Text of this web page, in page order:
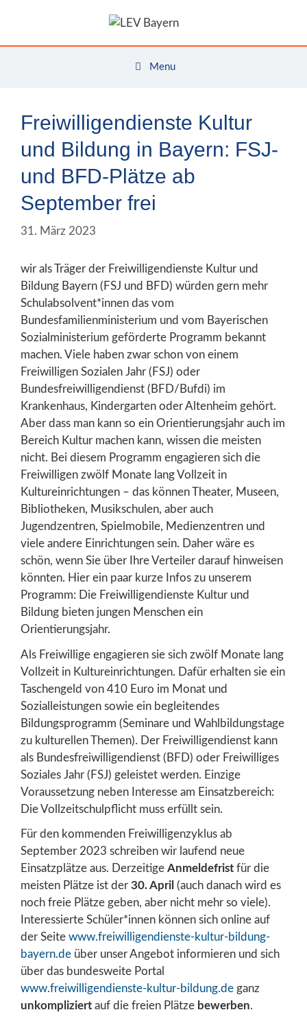
Menu
Freiwilligendienste Kultur
und Bildung in Bayern: FSJ-
und BFD-Plätze ab
September frei
31. März 2023
wir als Träger der Freiwilligendienste Kultur und
Bildung Bayern (FSJ und BFD) würden gern mehr
Schulabsolvent*innen das vom
Bundesfamilienministerium und vom Bayerischen
Sozialministerium geförderte Programm bekannt
machen. Viele haben zwar schon von einem
Freiwilligen Sozialen Jahr (FSJ) oder
Bundesfreiwilligendienst (BFD/Bufdi) im
Krankenhaus, Kindergarten oder Altenheim gehört.
Aber dass man kann so ein Orientierungsjahr auch im
Bereich Kultur machen kann, wissen die meisten
nicht. Bei diesem Programm engagieren sich die
Freiwilligen zwölf Monate lang Vollzeit in
Kultureinrichtungen – das können Theater, Museen,
Bibliotheken, Musikschulen, aber auch
Jugendzentren, Spielmobile, Medienzentren und
viele andere Einrichtungen sein. Daher wäre es
schön, wenn Sie über Ihre Verteiler darauf hinweisen
könnten. Hier ein paar kurze Infos zu unserem
Programm: Die Freiwilligendienste Kultur und
Bildung bieten jungen Menschen ein
Orientierungsjahr.
Als Freiwillige engagieren sie sich zwölf Monate lang
Vollzeit in Kultureinrichtungen. Dafür erhalten sie ein
Taschengeld von 410 Euro im Monat und
Sozialleistungen sowie ein begleitendes
Bildungsprogramm (Seminare und Wahlbildungstage
zu kulturellen Themen). Der Freiwilligendienst kann
als Bundesfreiwilligendienst (BFD) oder Freiwilliges
Soziales Jahr (FSJ) geleistet werden. Einzige
Voraussetzung neben Interesse am Einsatzbereich:
Die Vollzeitschulpflicht muss erfüllt sein.
Für den kommenden Freiwilligenzyklus ab
September 2023 schreiben wir laufend neue
Einsatzplätze aus. Derzeitige Anmeldefrist für die
meisten Plätze ist der 30. April (auch danach wird es
noch freie Plätze geben, aber nicht mehr so viele).
Interessierte Schüler*innen können sich online auf
der Seite www.freiwilligendienste-kultur-bildung-
bayern.de über unser Angebot informieren und sich
über das bundesweite Portal
www.freiwilligendienste-kultur-bildung.de ganz
unkompliziert auf die freien Plätze bewerben.